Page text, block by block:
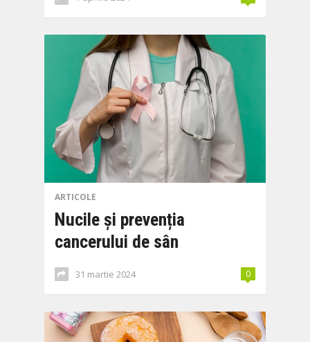
ARTICOLE
Nucile și prevenția
cancerului de sân
31 martie 2024 0